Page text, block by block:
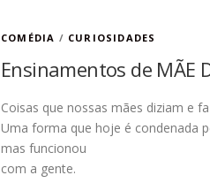
COMÉDIA / CURIOSIDADES
Ensinamentos de MÃE
Coisas que nossas mães diziam e
Uma forma que hoje é condenada
mas funcionou
com a gente.